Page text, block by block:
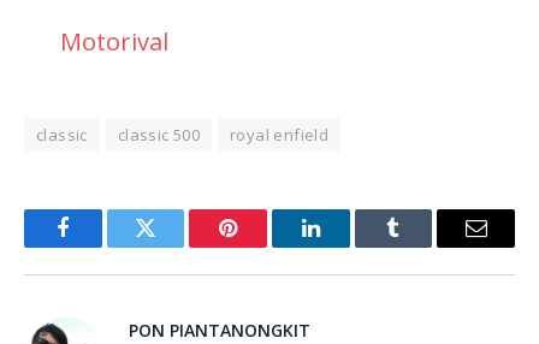
Motorival
classic classic 500 royal enfield
FacebookTwitter Pinterest LinkedInTumblr Email
PON PIANTANONGKIT